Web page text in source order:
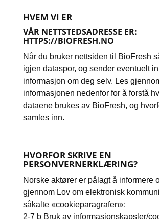
HVEM VI ER
VÅR NETTSTEDSADRESSE ER:
HTTPS://BIOFRESH.NO
Når du bruker nettsiden til BioFresh
igjen dataspor, og sender eventuelt
informasjon om deg selv. Les
informasjonen nedenfor for å forstå
dataene brukes av BioFresh, og
samles inn.
HVORFOR SKRIVE EN
PERSONVERNERKLÆRING?
Norske aktører er pålagt å informere
gjennom Lov om elektronisk
såkalte «cookieparagrafen»:
2-7 b Bruk av informasjonskapsler/